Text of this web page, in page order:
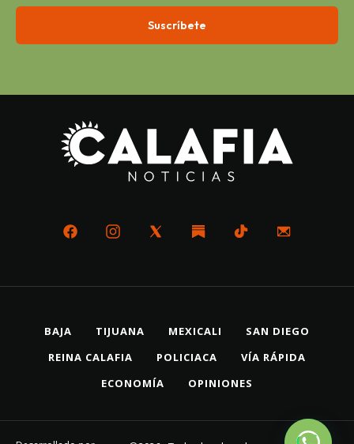
BAJA TIJUANA MEXICALI
SAN DIEGO
REINA CALAFIA
POLICIACA
VÍA RÁPIDA
ECONOMÍA
OPINIONES